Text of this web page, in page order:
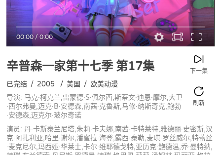
00:00/0:00
辛普森一家第十七季第17集 下一集
刷新
已完结 / 2005 / 美国 / 欧美动漫
导演: 马克·柯克兰,雷蒙德·S·佩尔西,斯蒂文·迪恩·摩尔,大卫
·西尔弗曼,迈克·B·安德森,南茜·克鲁斯,马修·纳斯奇克,鲍勃
·安德森,迈克尔·玻尔奇诺
演员: 丹·卡斯泰兰尼塔,朱莉·卡夫娜,南茜·卡特莱特,雅德丽·史密斯,汉
克·阿扎利亚,哈里·谢尔,潘蜜拉·海登,露西·泰勒,麦琪·罗丝威尔,特蕾丝
·麦克尼尔,玛西娅·华莱士,卡尔·维耶德戈特,亚历克·鲍德温,乔·曼特纳,